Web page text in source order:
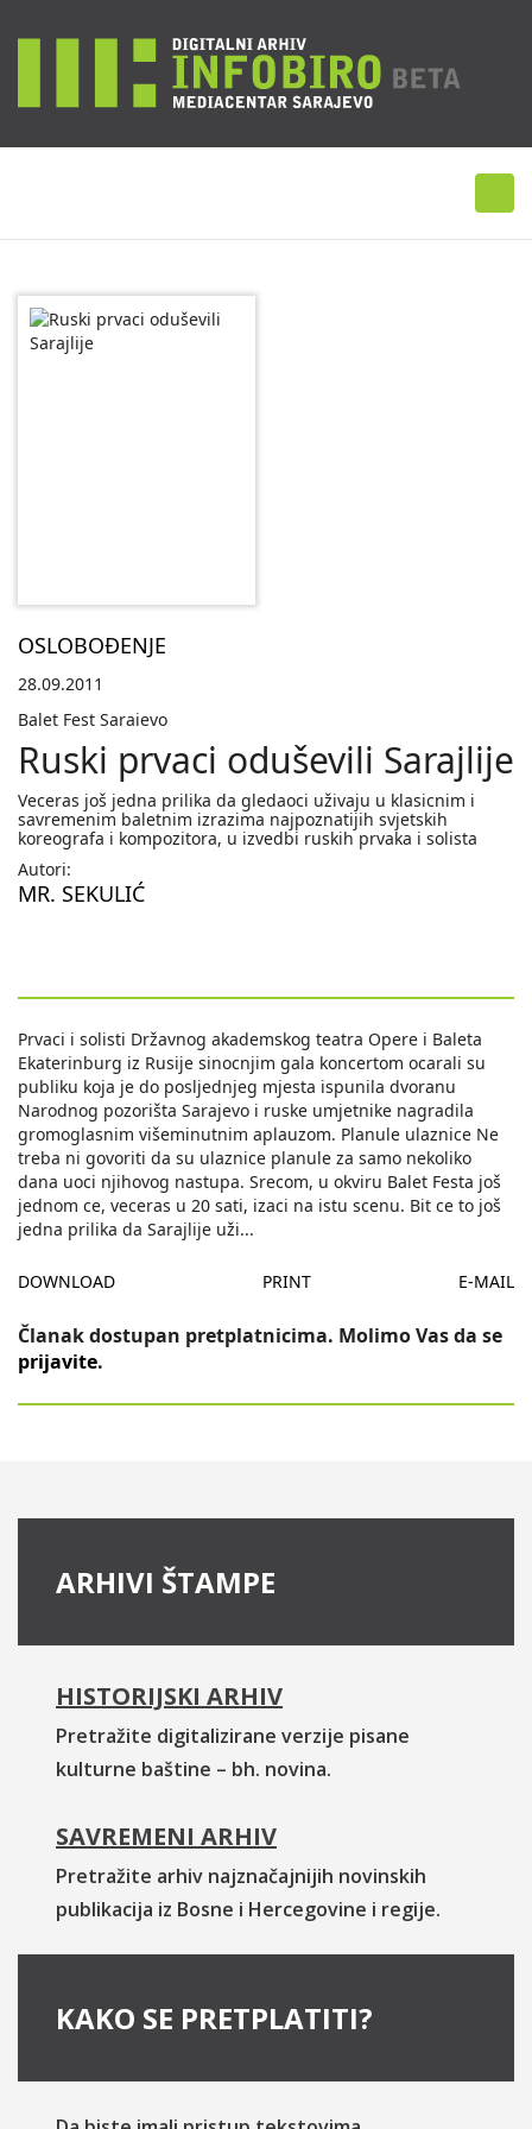
OSLOBOĐENJE
28.09.2011
Balet Fest Saraievo
Ruski prvaci oduševili Sarajlije
Veceras još jedna prilika da gledaoci uživaju u klasicnim i
savremenim baletnim izrazima najpoznatijih svjetskih
koreografa i kompozitora, u izvedbi ruskih prvaka i solista
Autori:
MR. SEKULIĆ
Prvaci i solisti Državnog akademskog teatra Opere i Baleta
Ekaterinburg iz Rusije sinocnjim gala koncertom ocarali su
publiku koja je do posljednjeg mjesta ispunila dvoranu
Narodnog pozorišta Sarajevo i ruske umjetnike nagradila
gromoglasnim višeminutnim aplauzom. Planule ulaznice Ne
treba ni govoriti da su ulaznice planule za samo nekoliko
dana uoci njihovog nastupa. Srecom, u okviru Balet Festa još
jednom ce, veceras u 20 sati, izaci na istu scenu. Bit ce to još
jedna prilika da Sarajlije uži...
DOWNLOAD PRINT E-MAIL
Članak dostupan pretplatnicima. Molimo Vas da se
prijavite.
ARHIVI ŠTAMPE
HISTORIJSKI ARHIV
Pretražite digitalizirane verzije pisane
kulturne baštine – bh. novina.
SAVREMENI ARHIV
Pretražite arhiv najznačajnijih novinskih
publikacija iz Bosne i Hercegovine i regije.
KAKO SE PRETPLATITI?